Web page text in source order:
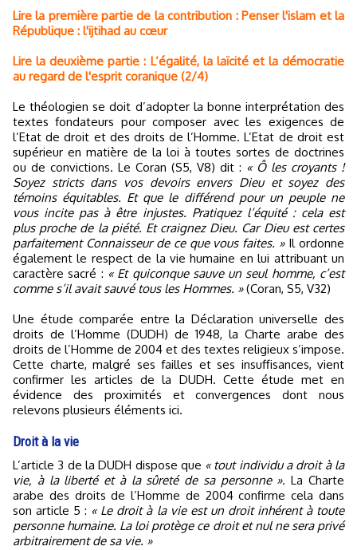
Lire la première partie de la contribution : Penser l'islam et la
République : l'ijtihad au cœur
Lire la deuxième partie : L’égalité, la laïcité et la démocratie
au regard de l'esprit coranique (2/4)
Le théologien se doit d’adopter la bonne interprétation des
textes fondateurs pour composer avec les exigences de
l’Etat de droit et des droits de l’Homme. L’Etat de droit est
supérieur en matière de la loi à toutes sortes de doctrines
ou de convictions. Le Coran (S5, V8) dit : « Ô les croyants !
Soyez stricts dans vos devoirs envers Dieu et soyez des
témoins équitables. Et que le différend pour un peuple ne
vous incite pas à être injustes. Pratiquez l’équité : cela est
plus proche de la piété. Et craignez Dieu. Car Dieu est certes
parfaitement Connaisseur de ce que vous faites. »Il ordonne
également le respect de la vie humaine en lui attribuant un
caractère sacré : « Et quiconque sauve un seul homme, c’est
comme s’il avait sauvé tous les Hommes. »(Coran, S5, V32)
Une étude comparée entre la Déclaration universelle des
droits de l’Homme (DUDH) de 1948, la Charte arabe des
droits de l’Homme de 2004 et des textes religieux s’impose.
Cette charte, malgré ses failles et ses insuffisances, vient
confirmer les articles de la DUDH. Cette étude met en
évidence des proximités et convergences dont nous
relevons plusieurs éléments ici.
Droit à la vie
L’article 3 de la DUDH dispose que « tout individu a droit à la
vie, à la liberté et à la sûreté de sa personne ». La Charte
arabe des droits de l’Homme de 2004 confirme cela dans
son article 5 : « Le droit à la vie est un droit inhérent à toute
personne humaine. La loi protège ce droit et nul ne sera privé
arbitrairement de sa vie. »